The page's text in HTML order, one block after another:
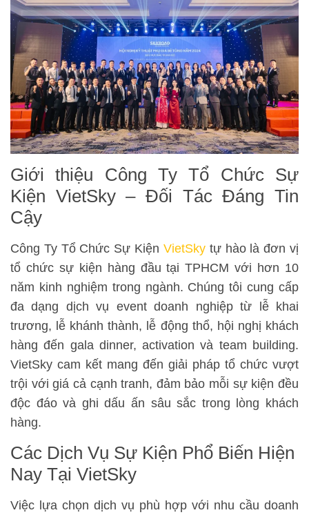
Giới thiệu Công Ty Tổ Chức Sự
Kiện VietSky – Đối Tác Đáng Tin
Cậy
Công Ty Tổ Chức Sự Kiện VietSkytự hào là đơn vị
tổ chức sự kiện hàng đầu tại TPHCM với hơn 10
năm kinh nghiệm trong ngành. Chúng tôi cung cấp
đa dạng dịch vụ event doanh nghiệp từ lễ khai
trương, lễ khánh thành, lễ động thổ, hội nghị khách
hàng đến gala dinner, activation và team building.
VietSky cam kết mang đến giải pháp tổ chức vượt
trội với giá cả cạnh tranh, đảm bảo mỗi sự kiện đều
độc đáo và ghi dấu ấn sâu sắc trong lòng khách
hàng.
Các Dịch Vụ Sự Kiện Phổ Biến Hiện
Nay Tại VietSky
Việc lựa chọn dịch vụ phù hợp với nhu cầu doanh